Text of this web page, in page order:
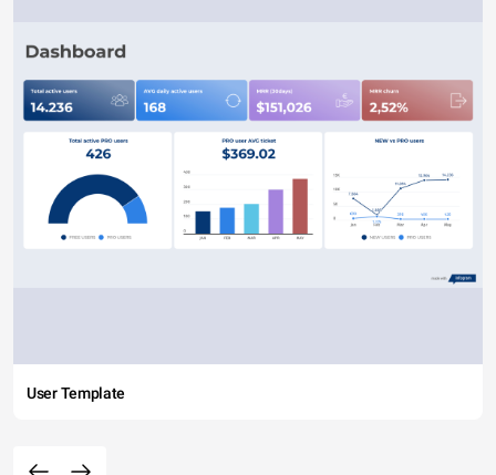
User Template